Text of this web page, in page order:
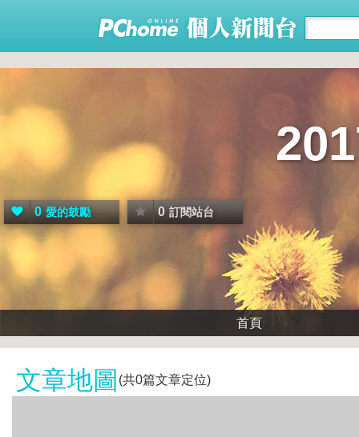
0 愛的鼓勵 0 訂閱站台
首頁
文章地圖 (共0篇文章定位)